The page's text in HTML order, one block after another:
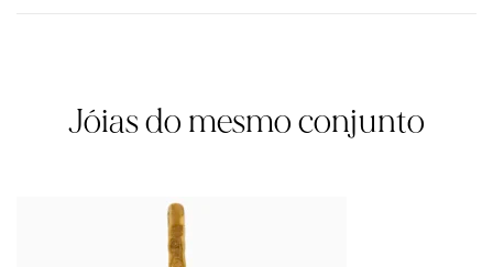
Jóias do mesmo conjunto